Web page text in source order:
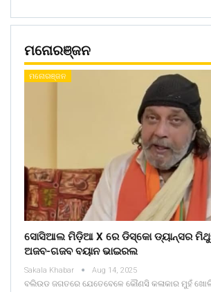
ମନୋରଞ୍ଜନ
ମନୋରଞ୍ଜନ
ସୋସିଆଲ ମିଡ଼ିଆ X ରେ ଡିସ୍କୋ ଡ୍ୟାନ୍ସର
ଅଜବ-ଗଜବ ବୟାନ ଭାଇରଲ
Sakala Khabar Aug 14, 2025
ବଲିଉଡ ଜଗତରେ ଯେତେବେଳେ କୌଣସି କଳାକାର ମୁହଁ